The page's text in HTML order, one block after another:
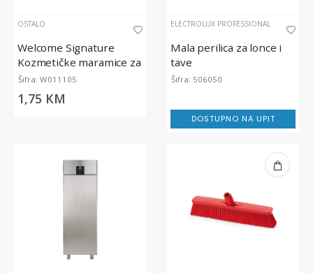
OSTALO
Welcome Signature
Kozmetičke maramice za
lice (100/1)
Šifra: W011105
1,75 KM
ELECTROLUX PROFESSIONAL
Mala perilica za lonce i
tave
Šifra: 506050
DOSTUPNO NA UPIT